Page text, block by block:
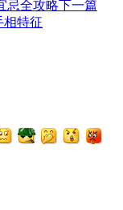
忌全攻略下一篇
相特征